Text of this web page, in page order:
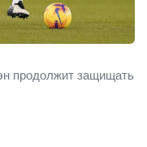
продолжит защищать